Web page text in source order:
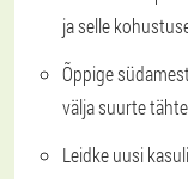
ja selle
Õppige
välja suurte
Leidke uusi